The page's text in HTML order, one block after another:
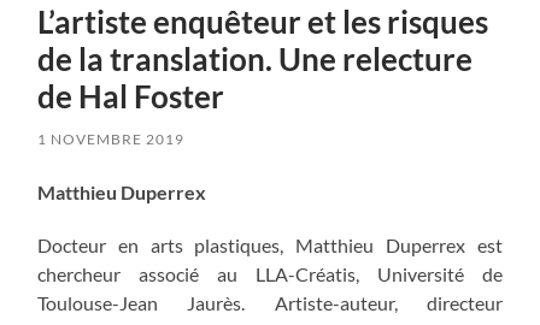
L’artiste enquêteur et les risques
de la translation. Une relecture
de Hal Foster
1 NOVEMBRE 2019
Matthieu Duperrex
Docteur en arts plastiques, Matthieu Duperrex est
chercheur associé au LLA-Créatis, Université de
Toulouse-Jean Jaurès. Artiste-auteur, directeur